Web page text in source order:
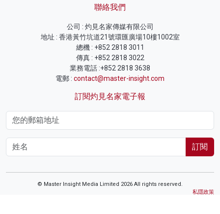
聯絡我們
公司 : 灼見名家傳媒有限公司
地址 : 香港黃竹坑道21號環匯廣場10樓1002室
總機 : +852 2818 3011
傳真 : +852 2818 3022
業務電話 :+852 2818 3638
電郵 : contact@master-insight.com
訂閱灼見名家電子報
訂閱
© Master Insight Media Limited 2026 All rights reserved.
私隱政策